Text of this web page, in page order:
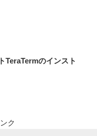
TeraTermのインスト
ク